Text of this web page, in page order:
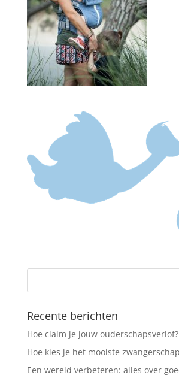
Recente berichten
Hoe claim je jouw ouderschapsverlof?
Hoe kies je het mooiste
Een wereld verbeteren: alles over